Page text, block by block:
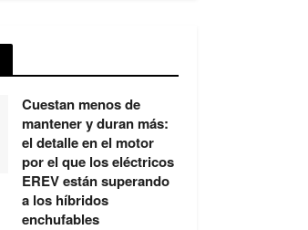
Cuestan menos de
mantener y duran más:
el detalle en el motor
por el que los eléctricos
EREV están superando
a los híbridos
enchufables